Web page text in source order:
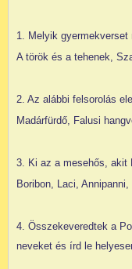
1. Melyik
A török és a tehenek,
2. Az alábbi felsorolás
Madárfürdő, Falusi
3. Ki az a mesehős, akit
Boribon, Laci,
4. Összekeveredtek a
neveket és írd le